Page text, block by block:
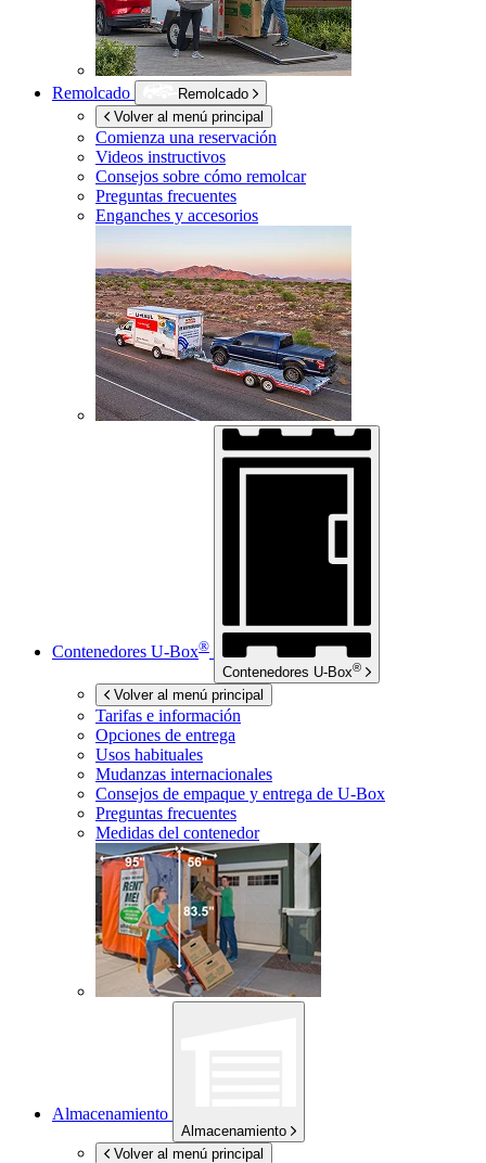
Remolcado
Remolcado
Volver al menú principal
Comienza una reservación
Videos instructivos
Consejos sobre cómo remolcar
Preguntas frecuentes
Enganches y accesorios
Contenedores U-Box®
Contenedores U-Box®
Volver al menú principal
Tarifas e información
Opciones de entrega
Usos habituales
Mudanzas internacionales
Consejos de empaque y entrega de U-Box
Preguntas frecuentes
Medidas del contenedor
Almacenamiento
Almacenamiento
Volver al menú principal